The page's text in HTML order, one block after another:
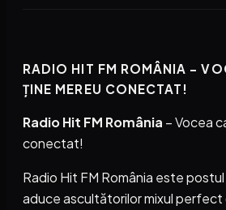
RADIO HIT FM ROMÂNIA –
ȚINE MEREU CONECTAT!
Radio Hit FM România – Vocea
conectat!
Radio Hit FM România este
aduce ascultătorilor mixul